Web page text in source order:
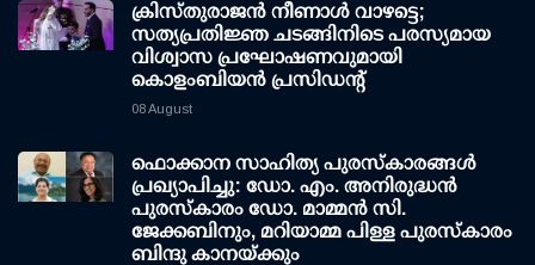
ക്രിസ്തുരാജൻ നീണാൾ വാഴട്ടെ;
സത്യപ്രതിജ്ഞ ചടങ്ങിനിടെ പരസ്യമായ
വിശ്വാസ പ്രഘോഷണവുമായി
കൊളംബിയൻ പ്രസിഡന്റ്
08 August
ഫൊക്കാന സാഹിത്യ പുരസ്‌കാരങ്ങള്‍
പ്രഖ്യാപിച്ചു: ഡോ. എം. അനിരുദ്ധന്‍
പുരസ്‌കാരം ഡോ. മാമ്മന്‍ സി.
ജേക്കബിനും, മറിയാമ്മ പിള്ള പുരസ്‌കാരം
ബിന്ദു കാനയ്ക്കും